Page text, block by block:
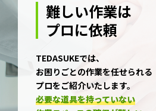
難しい作業は
プロに依頼
TEDASUKEでは、
お困りごとの作業を任せられる
プロをご紹介いたします。
必要な道具を持っていない